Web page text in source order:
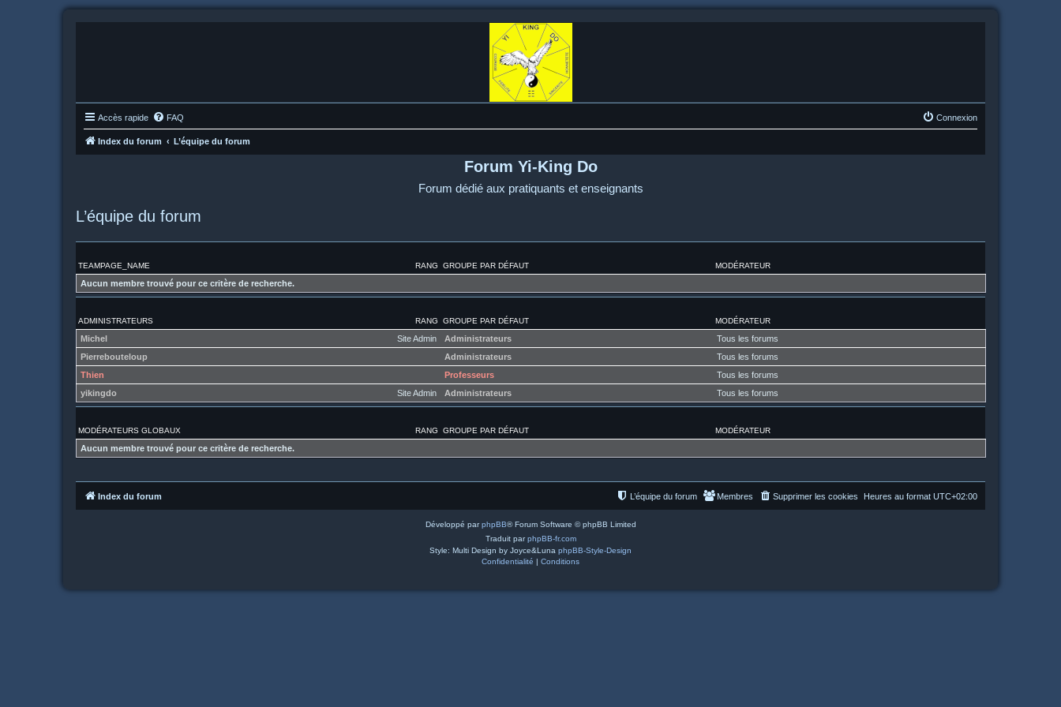
Accès rapide FAQ Connexion
Index du forum L’équipe du forum
Forum Yi-King Do
Forum dédié aux pratiquants et enseignants
L’équipe du forum
RANG
TEAMPAGE_NAME GROUPE PAR DÉFAUT MODÉRATEUR
Aucun membre trouvé pour ce critère de recherche.
RANG
ADMINISTRATEURS GROUPE PAR DÉFAUT MODÉRATEUR
Site Admin
Michel Administrateurs
Tous les forums
Pierrebouteloup
Administrateurs
Tous les forums
Thien
Professeurs
Tous les forums
Site Admin
yikingdo Administrateurs Tous les forums
RANG
MODÉRATEURS GLOBAUX GROUPE PAR DÉFAUT MODÉRATEUR
Aucun membre trouvé pour ce critère de recherche.
Index du forum Heures au format UTC+02:00
Supprimer les cookies
Membres
L’équipe du forum
Développé parphpBB® Forum Software © phpBB Limited
Traduit parphpBB-fr.com
Style: Multi Design by Joyce&Luna phpBB-Style-Design
Confidentialité | Conditions